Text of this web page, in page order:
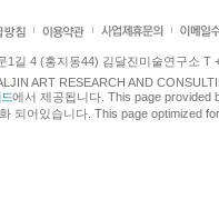
1길 4 (홍지동44) 김달진미술연구소 T
ART RESEARCH AND
에서 제공됩니다. This page provided
되어있습니다. This page optimized